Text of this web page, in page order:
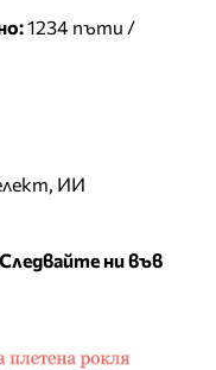
1234 пъти /
, ИИ
Следвайте ни във